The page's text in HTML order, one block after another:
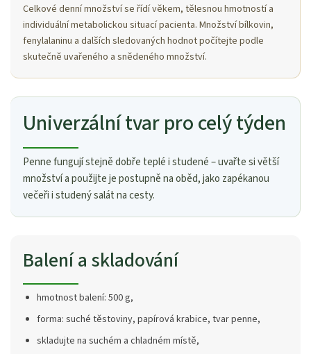
Celkové denní množství se řídí věkem, tělesnou hmotností a
individuální metabolickou situací pacienta. Množství bílkovin,
fenylalaninu a dalších sledovaných hodnot počítejte podle
skutečně uvařeného a snědeného množství.
Univerzální tvar pro celý týden
Penne fungují stejně dobře teplé i studené – uvařte si větší
množství a použijte je postupně na oběd, jako zapékanou
večeři i studený salát na cesty.
Balení a skladování
hmotnost balení: 500 g,
forma: suché těstoviny, papírová krabice, tvar penne,
skladujte na suchém a chladném místě,